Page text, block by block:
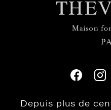
Depuis plus de